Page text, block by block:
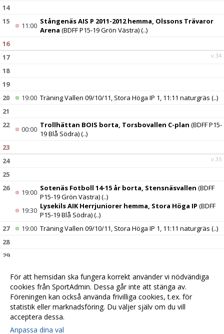
14
15
11:00 Stångenäs AIS P 2011-2012 hemma, Olssons Trävaror
Arena (BDFF P15-19 Grön Västra)(..)
16
v.34
17
18
19
20
19:00 Träning Vallen 09/10/11, Stora Höga IP 1, 11:11 naturgräs (..)
21
22
00:00 Trollhättan BOIS borta, Torsbovallen C-plan (BDFF P15-
19 Blå Södra)(..)
23
v.35
24
25
26
19:00 Sotenäs Fotboll 14-15 år borta, Stensnäsvallen (BDFF
P15-19 Grön Västra)(..)
19:30 Lysekils AIK Herrjuniorer hemma, Stora Höga IP (BDFF
P15-19 Blå Södra)(..)
27
19:00 Träning Vallen 09/10/11, Stora Höga IP 1, 11:11 naturgräs (..)
28
29
11:00P15-19 Grön Västra)(..)
För att hemsidan ska fungera korrekt använder vi nödvändiga
cookies från SportAdmin. Dessa går inte att stänga av.
Föreningen kan också använda frivilliga cookies, t.ex. för
statistik eller marknadsföring. Du väljer själv om du vill
acceptera dessa.
Anpassa dina val